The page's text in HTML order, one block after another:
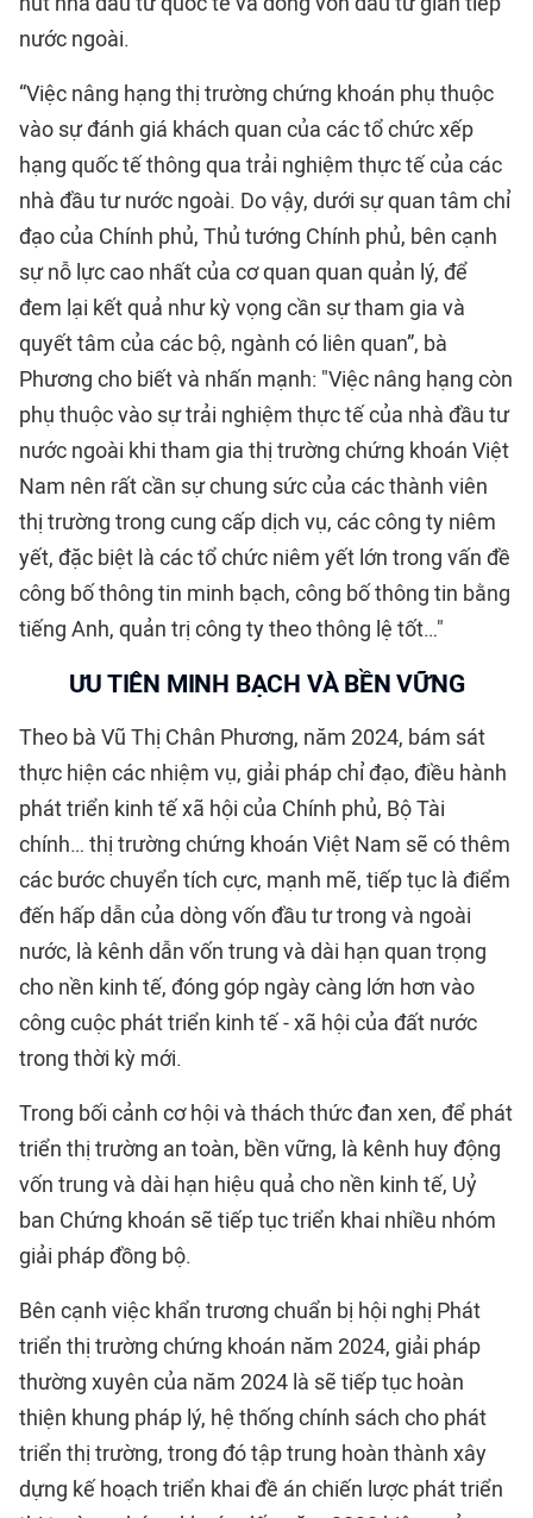
nước ngoài.
“Việc nâng hạng thị trường chứng khoán phụ thuộc
vào sự đánh giá khách quan của các tổ chức xếp
hạng quốc tế thông qua trải nghiệm thực tế của các
nhà đầu tư nước ngoài. Do vậy, dưới sự quan tâm chỉ
đạo của Chính phủ, Thủ tướng Chính phủ, bên cạnh
sự nỗ lực cao nhất của cơ quan quan quản lý, để
đem lại kết quả như kỳ vọng cần sự tham gia và
quyết tâm của các bộ, ngành có liên quan”, bà
Phương cho biết và nhấn mạnh: "Việc nâng hạng còn
phụ thuộc vào sự trải nghiệm thực tế của nhà đầu tư
nước ngoài khi tham gia thị trường chứng khoán Việt
Nam nên rất cần sự chung sức của các thành viên
thị trường trong cung cấp dịch vụ, các công ty niêm
yết, đặc biệt là các tổ chức niêm yết lớn trong vấn đề
công bố thông tin minh bạch, công bố thông tin bằng
tiếng Anh, quản trị công ty theo thông lệ tốt…"
ƯU TIÊN MINH BẠCH VÀ BỀN VỮNG
Theo bà Vũ Thị Chân Phương, năm 2024, bám sát
thực hiện các nhiệm vụ, giải pháp chỉ đạo, điều hành
phát triển kinh tế xã hội của Chính phủ, Bộ Tài
chính… thị trường chứng khoán Việt Nam sẽ có thêm
các bước chuyển tích cực, mạnh mẽ, tiếp tục là điểm
đến hấp dẫn của dòng vốn đầu tư trong và ngoài
nước, là kênh dẫn vốn trung và dài hạn quan trọng
cho nền kinh tế, đóng góp ngày càng lớn hơn vào
công cuộc phát triển kinh tế - xã hội của đất nước
trong thời kỳ mới.
Trong bối cảnh cơ hội và thách thức đan xen, để phát
triển thị trường an toàn, bền vững, là kênh huy động
vốn trung và dài hạn hiệu quả cho nền kinh tế, Uỷ
ban Chứng khoán sẽ tiếp tục triển khai nhiều nhóm
giải pháp đồng bộ.
Bên cạnh việc khẩn trương chuẩn bị hội nghị Phát
triển thị trường chứng khoán năm 2024, giải pháp
thường xuyên của năm 2024 là sẽ tiếp tục hoàn
thiện khung pháp lý, hệ thống chính sách cho phát
triển thị trường, trong đó tập trung hoàn thành xây
dựng kế hoạch triển khai đề án chiến lược phát triển